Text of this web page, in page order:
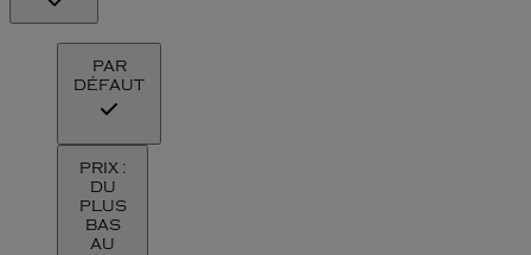
PAR
DÉFAUT
PRIX :
DU
PLUS
BAS
AU